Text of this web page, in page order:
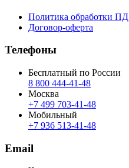
Политика обработки ПД
Договор-оферта
Телефоны
Бесплатный по России
8 800 444‑41‑48
Москва
+7 499 703‑41‑48
Мобильный
+7 936 513‑41‑48
Email